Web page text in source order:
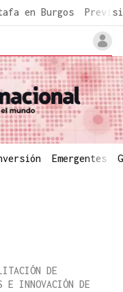
en Burgos
Emergentes
DE
E INNOVACIÓN DE